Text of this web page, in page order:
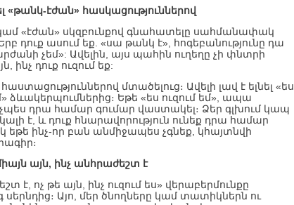
«թանկ-էժան» հասկացություններով
«էժան» սկզբունքով գնահատելը սահմանափակ
դուք ասում եք. «սա թանկ է», հոգեբանությունը դա
չեմ»: Ավելին, այս պահին ուղեղը չի փնտրի
դուք ուզում եք:
մտածելուց։ Ավելի լավ է ելնել «ես
ձևակերպումներից։ Եթե «ես ուզում եմ», ապա
դրա համար գումար վաստակել։ Ձեր գլխում կապ
է, և դուք հնարավորություն ունեք դրա համար
եթե ինչ-որ բան անմիջապես չգնեք, կհայտնվի
այն, ինչ անհրաժեշտ է
է, ոչ թե այն, ինչ ուզում ես» վերաբերմունքը
Այո, մեր ծնողները կամ տատիկներն ու